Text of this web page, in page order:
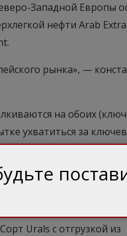
Западной Европы
нефти Arab
рынка», —
на обоих
ухватиться за
в борьбе,
за баррель — новый
действует принцип
Urals c отгрузкой из